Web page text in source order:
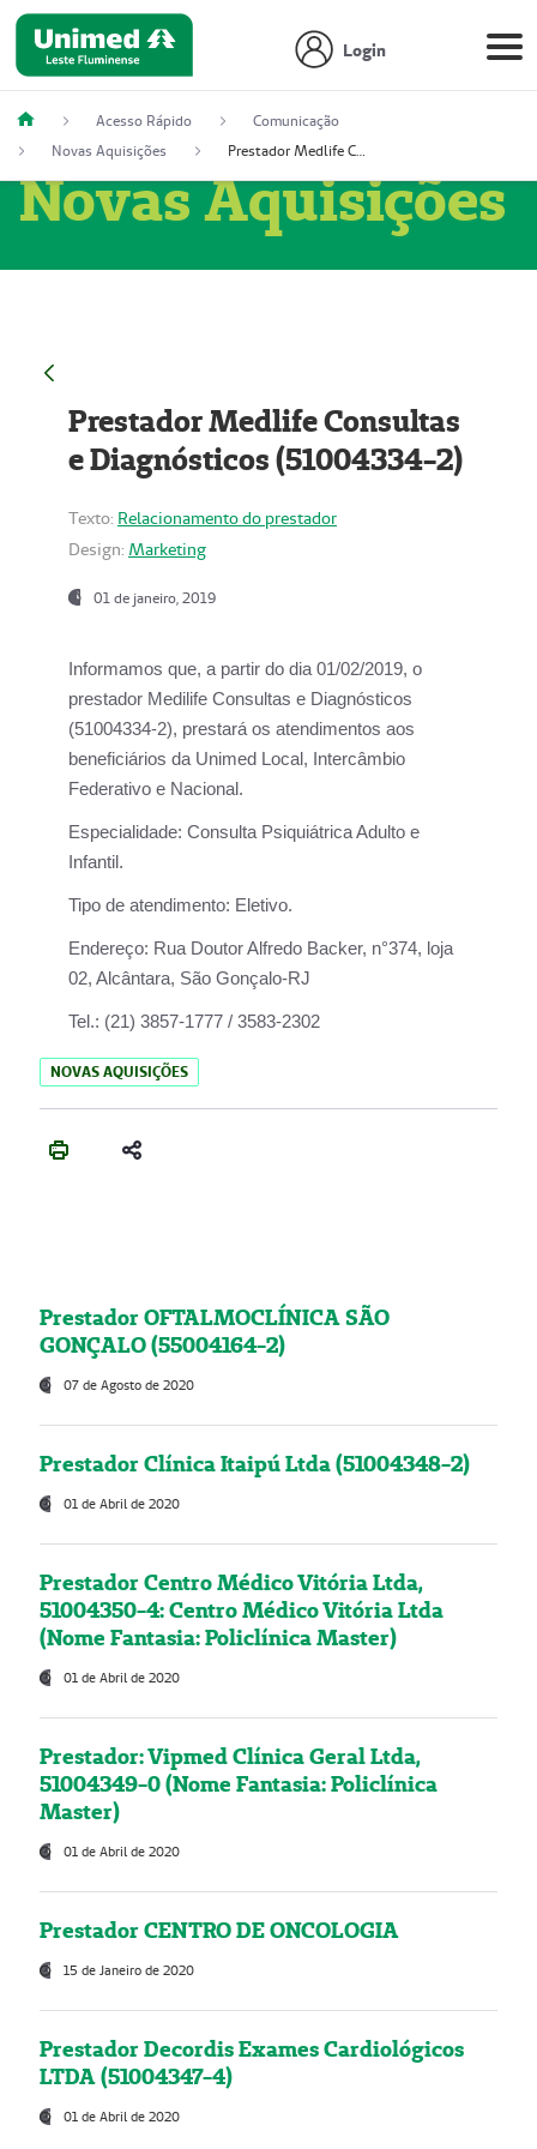
Login
Acesso Rápido
Comunicação
Novas Aquisições
Prestador Medlife Consultas e Diagnósticos (51004334-2)
Novas Aquisições
Prestador Medlife Consultas
e Diagnósticos (51004334-2)
Texto: Relacionamento do prestador
Design: Marketing
01 de janeiro, 2019
Informamos que, a partir do dia 01/02/2019, o
prestador Medilife Consultas e Diagnósticos
(51004334-2), prestará os atendimentos aos
beneficiários da Unimed Local, Intercâmbio
Federativo e Nacional.
Especialidade: Consulta Psiquiátrica Adulto e
Infantil.
Tipo de atendimento: Eletivo.
Endereço: Rua Doutor Alfredo Backer, n°374, loja
02, Alcântara, São Gonçalo-RJ
Tel.: (21) 3857-1777 / 3583-2302
NOVAS AQUISIÇÕES
Prestador OFTALMOCLÍNICA SÃO
GONÇALO (55004164-2)
07 de Agosto de 2020
Prestador Clínica Itaipú Ltda (51004348-2)
01 de Abril de 2020
Prestador Centro Médico Vitória Ltda,
51004350-4: Centro Médico Vitória Ltda
(Nome Fantasia: Policlínica Master)
01 de Abril de 2020
Prestador: Vipmed Clínica Geral Ltda,
51004349-0 (Nome Fantasia: Policlínica
Master)
01 de Abril de 2020
Prestador CENTRO DE ONCOLOGIA
15 de Janeiro de 2020
Prestador Decordis Exames Cardiológicos
LTDA (51004347-4)
01 de Abril de 2020